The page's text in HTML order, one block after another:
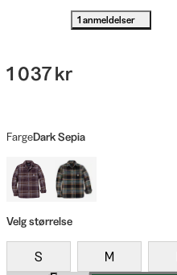
1 anmeldelser
1 037 kr
FargeDark Sepia
Velg størrelse
S M